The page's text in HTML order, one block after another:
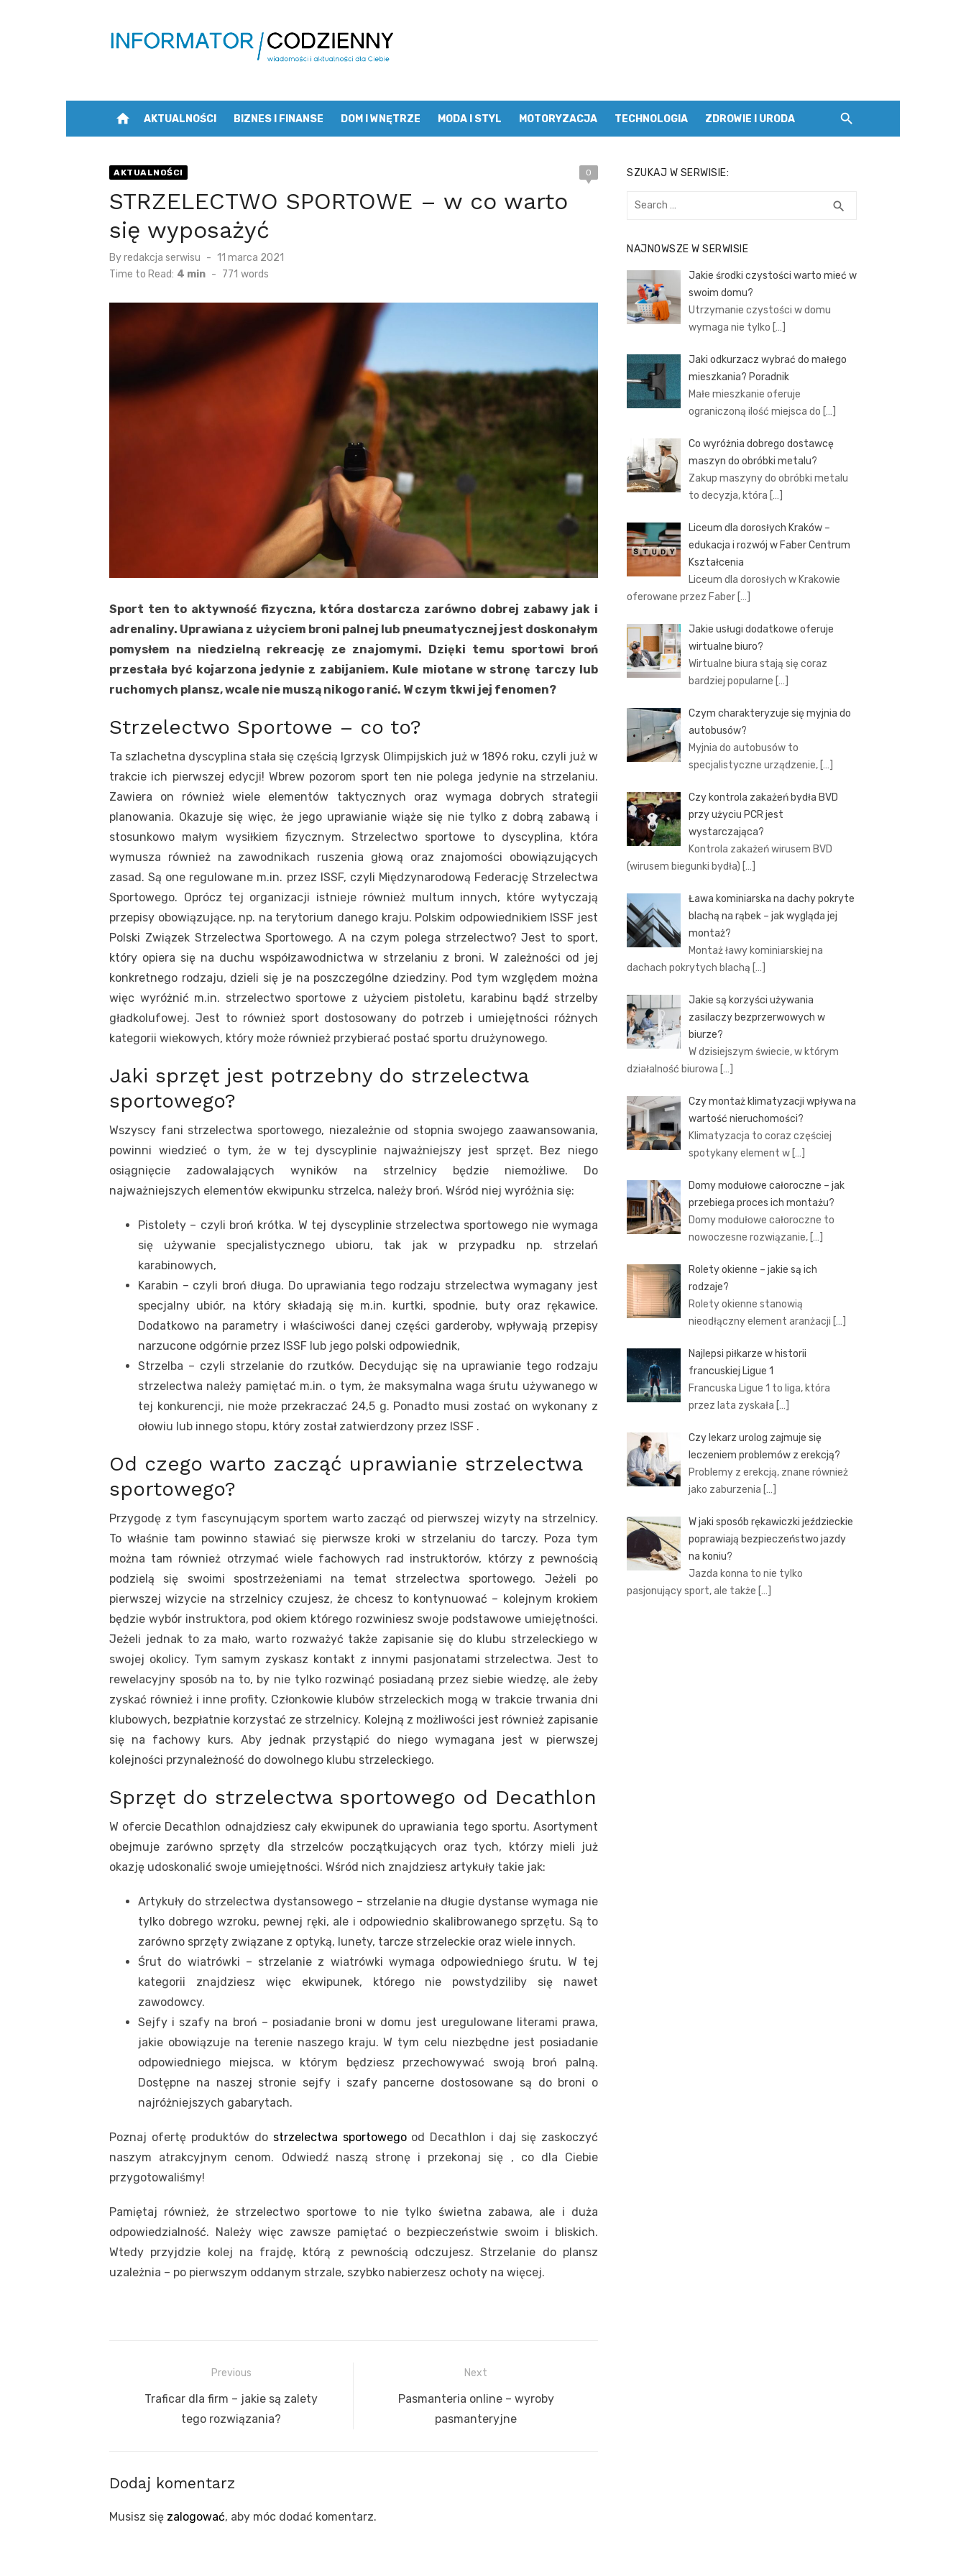
home AKTUALNOŚCI BIZNES I FINANSE DOM I WNĘTRZE MODA I STYL MOTORYZACJA TECHNOLOGIA ZDROWIE I URODA
AKTUALNOŚCI 0
STRZELECTWO SPORTOWE – w co warto
się wyposażyć
Byredakcja serwisu
Posted
on
11 marca 2021
Time to Read: 4 min - 771 words
Sport ten to aktywność fizyczna, która dostarcza zarówno dobrej zabawy jak i
adrenaliny. Uprawiana z użyciem broni palnej lub pneumatycznej jest doskonałym
pomysłem na niedzielną rekreację ze znajomymi. Dzięki temu sportowi broń
przestała być kojarzona jedynie z zabijaniem. Kule miotane w stronę tarczy lub
ruchomych plansz, wcale nie muszą nikogo ranić. W czym tkwi jej fenomen?
Strzelectwo Sportowe – co to?
Ta szlachetna dyscyplina stała się częścią Igrzysk Olimpijskich już w 1896 roku, czyli już w
trakcie ich pierwszej edycji! Wbrew pozorom sport ten nie polega jedynie na strzelaniu.
Zawiera on również wiele elementów taktycznych oraz wymaga dobrych strategii
planowania. Okazuje się więc, że jego uprawianie wiąże się nie tylko z dobrą zabawą i
stosunkowo małym wysiłkiem fizycznym. Strzelectwo sportowe to dyscyplina, która
wymusza również na zawodnikach ruszenia głową oraz znajomości obowiązujących
zasad. Są one regulowane m.in. przez ISSF, czyli Międzynarodową Federację Strzelectwa
Sportowego. Oprócz tej organizacji istnieje również multum innych, które wytyczają
przepisy obowiązujące, np. na terytorium danego kraju. Polskim odpowiednikiem ISSF jest
Polski Związek Strzelectwa Sportowego. A na czym polega strzelectwo? Jest to sport,
który opiera się na duchu współzawodnictwa w strzelaniu z broni. W zależności od jej
konkretnego rodzaju, dzieli się je na poszczególne dziedziny. Pod tym względem można
więc wyróżnić m.in. strzelectwo sportowe z użyciem pistoletu, karabinu bądź strzelby
gładkolufowej. Jest to również sport dostosowany do potrzeb i umiejętności różnych
kategorii wiekowych, który może również przybierać postać sportu drużynowego.
Jaki sprzęt jest potrzebny do strzelectwa
sportowego?
Wszyscy fani strzelectwa sportowego, niezależnie od stopnia swojego zaawansowania,
powinni wiedzieć o tym, że w tej dyscyplinie najważniejszy jest sprzęt. Bez niego
osiągnięcie zadowalających wyników na strzelnicy będzie niemożliwe. Do
najważniejszych elementów ekwipunku strzelca, należy broń. Wśród niej wyróżnia się:
Pistolety – czyli broń krótka. W tej dyscyplinie strzelectwa sportowego nie wymaga
się używanie specjalistycznego ubioru, tak jak w przypadku np. strzelań
karabinowych,
Karabin – czyli broń długa. Do uprawiania tego rodzaju strzelectwa wymagany jest
specjalny ubiór, na który składają się m.in. kurtki, spodnie, buty oraz rękawice.
Dodatkowo na parametry i właściwości danej części garderoby, wpływają przepisy
narzucone odgórnie przez ISSF lub jego polski odpowiednik,
Strzelba – czyli strzelanie do rzutków. Decydując się na uprawianie tego rodzaju
strzelectwa należy pamiętać m.in. o tym, że maksymalna waga śrutu używanego w
tej konkurencji, nie może przekraczać 24,5 g. Ponadto musi zostać on wykonany z
ołowiu lub innego stopu, który został zatwierdzony przez ISSF .
Od czego warto zacząć uprawianie strzelectwa
sportowego?
Przygodę z tym fascynującym sportem warto zacząć od pierwszej wizyty na strzelnicy.
To właśnie tam powinno stawiać się pierwsze kroki w strzelaniu do tarczy. Poza tym
można tam również otrzymać wiele fachowych rad instruktorów, którzy z pewnością
podzielą się swoimi spostrzeżeniami na temat strzelectwa sportowego. Jeżeli po
pierwszej wizycie na strzelnicy czujesz, że chcesz to kontynuować – kolejnym krokiem
będzie wybór instruktora, pod okiem którego rozwiniesz swoje podstawowe umiejętności.
Jeżeli jednak to za mało, warto rozważyć także zapisanie się do klubu strzeleckiego w
swojej okolicy. Tym samym zyskasz kontakt z innymi pasjonatami strzelectwa. Jest to
rewelacyjny sposób na to, by nie tylko rozwinąć posiadaną przez siebie wiedzę, ale żeby
zyskać również i inne profity. Członkowie klubów strzeleckich mogą w trakcie trwania dni
klubowych, bezpłatnie korzystać ze strzelnicy. Kolejną z możliwości jest również zapisanie
się na fachowy kurs. Aby jednak przystąpić do niego wymagana jest w pierwszej
kolejności przynależność do dowolnego klubu strzeleckiego.
Sprzęt do strzelectwa sportowego od Decathlon
W ofercie Decathlon odnajdziesz cały ekwipunek do uprawiania tego sportu. Asortyment
obejmuje zarówno sprzęty dla strzelców początkujących oraz tych, którzy mieli już
okazję udoskonalić swoje umiejętności. Wśród nich znajdziesz artykuły takie jak:
Artykuły do strzelectwa dystansowego – strzelanie na długie dystanse wymaga nie
tylko dobrego wzroku, pewnej ręki, ale i odpowiednio skalibrowanego sprzętu. Są to
zarówno sprzęty związane z optyką, lunety, tarcze strzeleckie oraz wiele innych.
Śrut do wiatrówki – strzelanie z wiatrówki wymaga odpowiedniego śrutu. W tej
kategorii znajdziesz więc ekwipunek, którego nie powstydziliby się nawet
zawodowcy.
Sejfy i szafy na broń – posiadanie broni w domu jest uregulowane literami prawa,
jakie obowiązuje na terenie naszego kraju. W tym celu niezbędne jest posiadanie
odpowiedniego miejsca, w którym będziesz przechowywać swoją broń palną.
Dostępne na naszej stronie sejfy i szafy pancerne dostosowane są do broni o
najróżniejszych gabarytach.
Poznaj ofertę produktów do strzelectwa sportowegood Decathlon i daj się zaskoczyć
naszym atrakcyjnym cenom. Odwiedź naszą stronę i przekonaj się , co dla Ciebie
przygotowaliśmy!
Pamiętaj również, że strzelectwo sportowe to nie tylko świetna zabawa, ale i duża
odpowiedzialność. Należy więc zawsze pamiętać o bezpieczeństwie swoim i bliskich.
Wtedy przyjdzie kolej na frajdę, którą z pewnością odczujesz. Strzelanie do plansz
uzależnia – po pierwszym oddanym strzale, szybko nabierzesz ochoty na więcej.
wpisu
Previous
Previous
Traficar dla firm – jakie są zalety
tego rozwiązania?
Next
NextPasmanteria online – wyroby
pasmanteryjne
Dodaj komentarz
Musisz się zalogować, aby móc dodać komentarz.
SZUKAJ W SERWISIE:
Search
search
NAJNOWSZE W SERWISIE
Jakie środki czystości warto mieć w
swoim domu?
Utrzymanie czystości w domu
wymaga nie tylko […]
Jaki odkurzacz wybrać do małego
mieszkania? Poradnik
Małe mieszkanie oferuje
ograniczoną ilość miejsca do […]
Co wyróżnia dobrego dostawcę
maszyn do obróbki metalu?
Zakup maszyny do obróbki metalu
to decyzja, która […]
Liceum dla dorosłych Kraków –
edukacja i rozwój w Faber Centrum
Kształcenia
Liceum dla dorosłych w Krakowie
oferowane przez Faber […]
Jakie usługi dodatkowe oferuje
wirtualne biuro?
Wirtualne biura stają się coraz
bardziej popularne […]
Czym charakteryzuje się myjnia do
autobusów?
Myjnia do autobusów to
specjalistyczne urządzenie, […]
Czy kontrola zakażeń bydła BVD
przy użyciu PCR jest
wystarczająca?
Kontrola zakażeń wirusem BVD
(wirusem biegunki bydła) […]
Ława kominiarska na dachy pokryte
blachą na rąbek – jak wygląda jej
montaż?
Montaż ławy kominiarskiej na
dachach pokrytych blachą […]
Jakie są korzyści używania
zasilaczy bezprzerwowych w
biurze?
W dzisiejszym świecie, w którym
działalność biurowa […]
Czy montaż klimatyzacji wpływa na
wartość nieruchomości?
Klimatyzacja to coraz częściej
spotykany element w […]
Domy modułowe całoroczne – jak
przebiega proces ich montażu?
Domy modułowe całoroczne to
nowoczesne rozwiązanie, […]
Rolety okienne – jakie są ich
rodzaje?
Rolety okienne stanowią
nieodłączny element aranżacji […]
Najlepsi piłkarze w historii
francuskiej Ligue 1
Francuska Ligue 1 to liga, która
przez lata zyskała […]
Czy lekarz urolog zajmuje się
leczeniem problemów z erekcją?
Problemy z erekcją, znane również
jako zaburzenia […]
W jaki sposób rękawiczki jeździeckie
poprawiają bezpieczeństwo jazdy
na koniu?
Jazda konna to nie tylko
pasjonujący sport, ale także […]